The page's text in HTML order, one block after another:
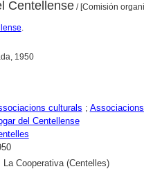
Centellense/ [Comisión
.
1950
culturals ;
del Centellense
La Cooperativa (Centelles)